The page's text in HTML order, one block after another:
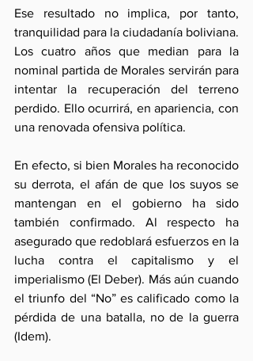
Ese resultado no implica, por tanto,
tranquilidad para la ciudadanía boliviana.
Los cuatro años que median para la
nominal partida de Morales servirán para
intentar la recuperación del terreno
perdido. Ello ocurrirá, en apariencia, con
una renovada ofensiva política.
En efecto, si bien Morales ha reconocido
su derrota, el afán de que los suyos se
mantengan en el gobierno ha sido
también confirmado. Al respecto ha
asegurado que redoblará esfuerzos en la
lucha contra el capitalismo y el
imperialismo (El Deber). Más aún cuando
el triunfo del “No” es calificado como la
pérdida de una batalla, no de la guerra
(Idem).